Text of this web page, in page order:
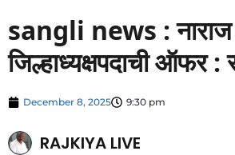
sangli news : नाराज
जिल्हाध्यक्षपदाची ऑफर
December 8, 2025 9:30 pm
RAJKIYA LIVE